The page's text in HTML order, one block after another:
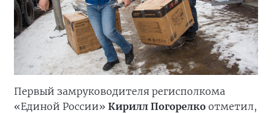
Первый замруководителя регисполкома
«Единой России» Кирилл Погорелко отметил,